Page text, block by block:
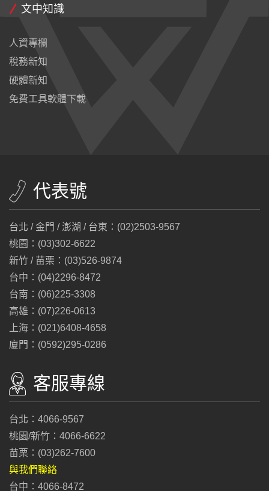
文中知識
人資專欄
稅務新知
硬體新知
免費工具軟體下載
代表號
台北 / 金門 / 澎湖 / 台東：(02)2503-9567
桃園：(03)302-6622
新竹 / 苗栗：(03)526-9874
台中：(04)2296-8472
台南：(06)225-3308
高雄：(07)226-0613
上海：(021)6408-4658
廈門：(0592)295-0286
客服專線
台北：4066-9567
桃園/新竹：4066-6622
苗栗：(03)262-7600
與我們聯絡
台中：4066-8472